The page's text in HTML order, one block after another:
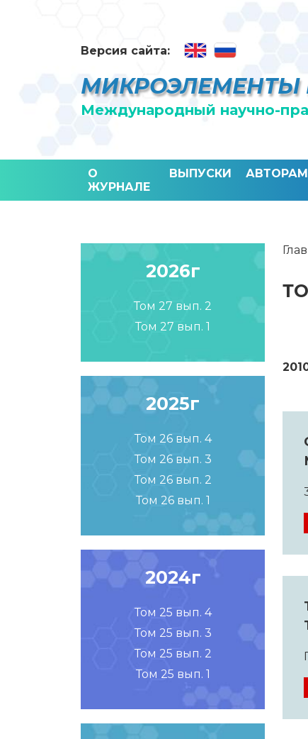
Версия сайта:
МИКРОЭЛЕМЕНТЫ
Международный научно-
О
ЖУРНАЛЕ
ВЫПУСКИ АВТОРАМ
2026г
Том 27 вып. 2
Том 27 вып. 1
2025г
Том 26 вып. 4
Том 26 вып. 3
Том 26 вып. 2
Том 26 вып. 1
2024г
Том 25 вып. 4
Том 25 вып. 3
Том 25 вып. 2
Том 25 вып. 1